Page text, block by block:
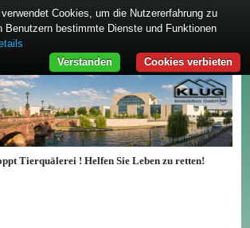
Tierquälerei ! Helfen Sie Leben zu retten!
Cookies, um die Nutzererfahrung zu
Benutzern bestimmte Dienste und Funktionen
Cookies verbieten
Verstanden